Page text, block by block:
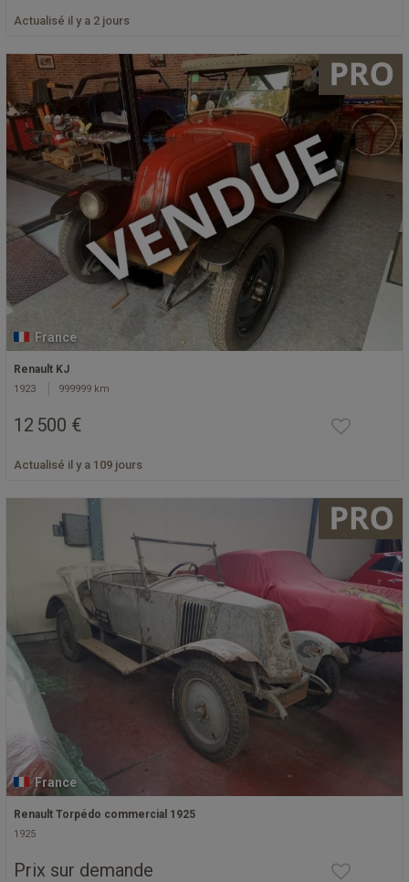
Actualisé il y a 2 jours
France
Renault KJ
1923 999999 km
12 500 €
Actualisé il y a 109 jours
France
Renault Torpédo commercial 1925
1925
Prix sur demande